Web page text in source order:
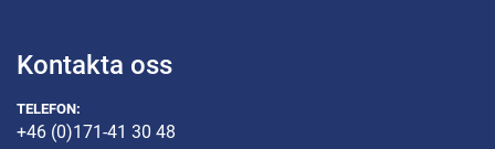
Kontakta oss
TELEFON:
+46 (0)171-41 30 48